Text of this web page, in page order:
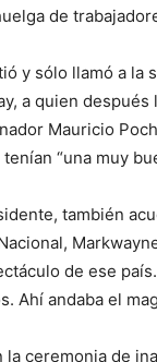
de
y sólo llamó a la
a quien
Mauricio
“una muy
también
de ese
Ahí andaba el
la ceremonia de